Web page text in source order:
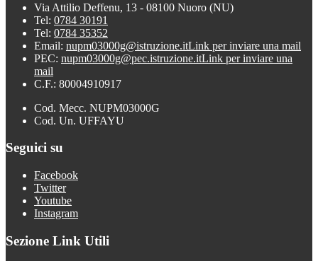
Via Attilio Deffenu, 13 - 08100 Nuoro (NU)
Tel: 0784 30191
Tel: 0784 35352
Email: nupm03000g@istruzione.itLink per inviare una mail
PEC: nupm03000g@pec.istruzione.itLink per inviare una
mail
C.F.: 80004910917
Cod. Mecc. NUPM03000G
Cod. Un. UFFAYU
Seguici su
Facebook
Twitter
Youtube
Instagram
Sezione Link Utili